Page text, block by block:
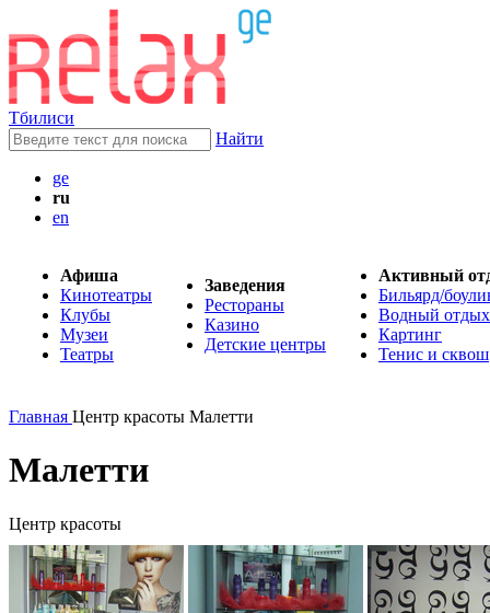
Тбилиси
Найти
ge
ru
en
Афиша
Кинотеатры
Клубы
Музеи
Театры
Заведения
Рестораны
Казино
Детские центры
Активный
Бильярд/
Водный отдых
Картинг
Тенис и сквош
Главная Центр красоты Малетти
Малетти
Центр красоты